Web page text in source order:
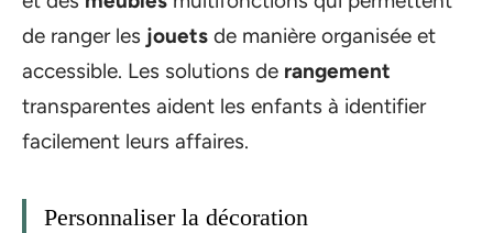
de ranger les jouets de manière organisée et
accessible. Les solutions de rangement
transparentes aident les enfants à identifier
facilement leurs affaires.
Personnaliser la décoration